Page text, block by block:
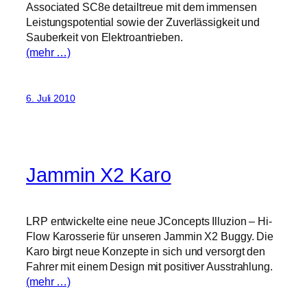
Associated SC8e detailtreue mit dem immensen
Leistungspotential sowie der Zuverlässigkeit und
Sauberkeit von Elektroantrieben.
(mehr …)
6. Juli 2010
Jammin X2 Karo
LRP entwickelte eine neue JConcepts Illuzion – Hi-
Flow Karosserie für unseren Jammin X2 Buggy. Die
Karo birgt neue Konzepte in sich und versorgt den
Fahrer mit einem Design mit positiver Ausstrahlung.
(mehr …)